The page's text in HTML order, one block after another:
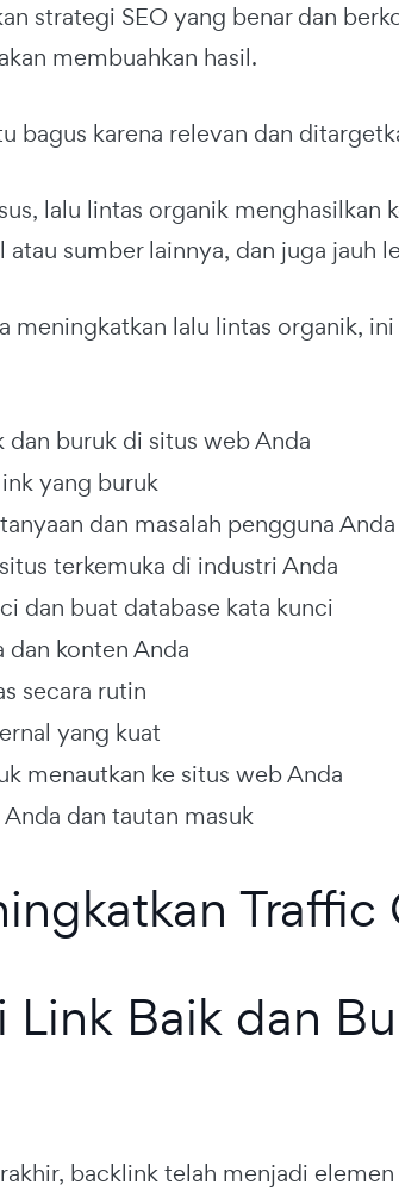
strategi SEO yang benar dan
membuahkan hasil.
bagus karena relevan dan
lalu lintas organik
sumber lainnya, dan juga jauh
meningkatkan lalu lintas organik,
dan buruk di situs web Anda
yang buruk
dan masalah pengguna Anda
terkemuka di industri Anda
dan buat database kata kunci
konten Anda
secara rutin
yang kuat
menautkan ke situs web Anda
dan tautan masuk
Traffic
Link Baik dan
backlink telah menjadi